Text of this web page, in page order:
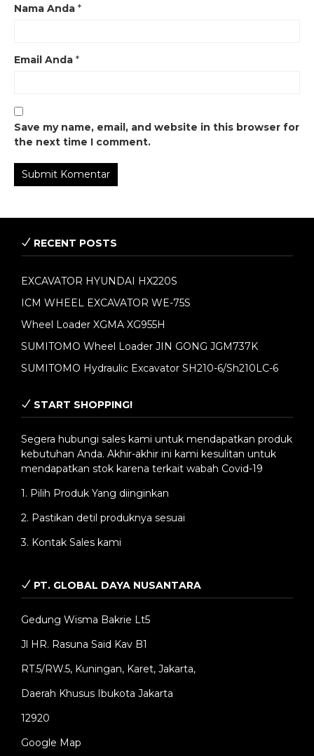
Nama Anda *
Email Anda *
Save my name, email, and website in this browser for
the next time I comment.
RECENT POSTS
EXCAVATOR HYUNDAI HX220S
ICM WHEEL EXCAVATOR WE-75S
Wheel Loader XGMA XG955H
SUMITOMO Wheel Loader JIN GONG JGM737K
SUMITOMO Hydraulic Excavator SH210-6/Sh210LC-6
START SHOPPING!
Segera hubungi sales kami untuk mendapatkan produk
kebutuhan Anda. Akhir-akhir ini kami kesulitan untuk
mendapatkan stok karena terkait wabah Covid-19
1. Pilih Produk Yang diinginkan
2. Pastikan detil produknya sesuai
3. Kontak Sales kami
PT. GLOBAL DAYA NUSANTARA
Gedung Wisma Bakrie Lt5
Jl HR. Rasuna Said Kav B1
RT.5/RW.5, Kuningan, Karet, Jakarta,
Daerah Khusus Ibukota Jakarta
12920
Google Map